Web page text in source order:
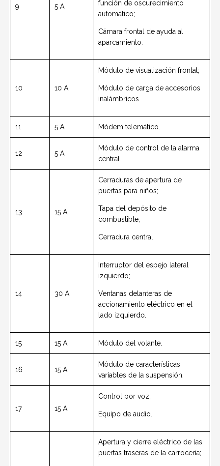
9 5 A
función de oscurecimiento
automático;
Cámara frontal de ayuda al
aparcamiento.
10 10 A
Módulo de visualización frontal;
Módulo de carga de accesorios
inalámbricos.
11 5 A Módem telemático.
12 5 A
Módulo de control de la alarma
central.
13 15 A
Cerraduras de apertura de
puertas para niños;
Tapa del depósito de
combustible;
Cerradura central.
14 30 A
Interruptor del espejo lateral
izquierdo;
Ventanas delanteras de
accionamiento eléctrico en el
lado izquierdo.
15 15 A Módulo del volante.
16 15 A
Módulo de características
variables de la suspensión.
17 15 A
Control por voz;
Equipo de audio.
Apertura y cierre eléctrico de las
puertas traseras de la carrocería;